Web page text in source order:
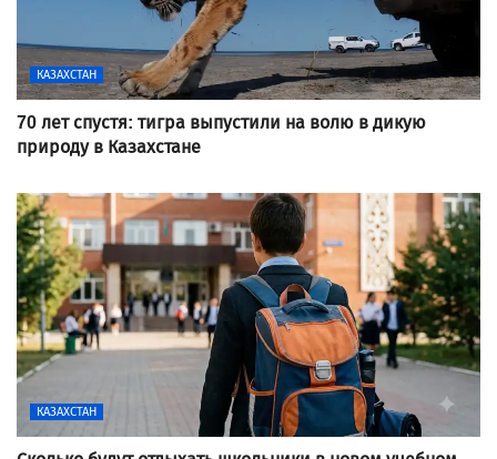
КАЗАХСТАН
70 лет спустя: тигра выпустили на волю в дикую
природу в Казахстане
КАЗАХСТАН